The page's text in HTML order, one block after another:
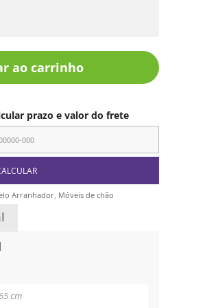
ao carrinho
prazo e valor do frete
Arranhador, Móveis de chão
cm